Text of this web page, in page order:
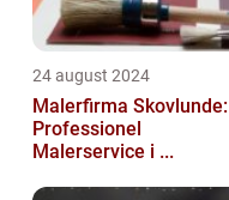
24 august 2024
Malerfirma Skovlunde:
Professionel
Malerservice i ...